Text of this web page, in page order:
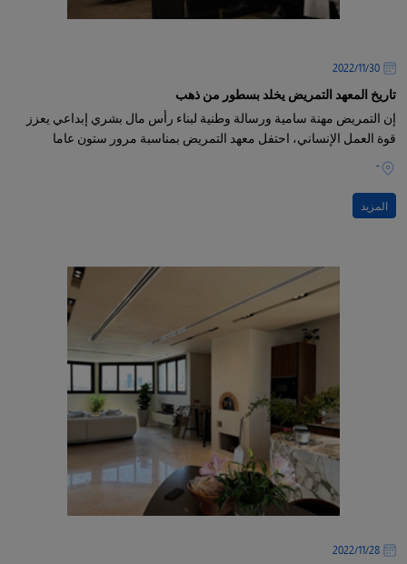
30‏/11‏/2022
تاريخ المعهد التمريض يخلد بسطور من ذهب
إن التمريض مهنة سامية ورسالة وطنية لبناء رأس مال بشري إبداعي يعزز
قوة العمل الإنساني، احتفل معهد التمريض بمناسبة مرور ستون عاما
-
المزيد
28‏/11‏/2022